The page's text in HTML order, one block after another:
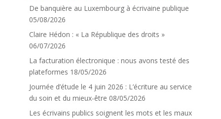
De banquière au Luxembourg à écrivaine publique
05/08/2026
Claire Hédon : « La République des droits »
06/07/2026
La facturation électronique : nous avons testé des
plateformes 18/05/2026
Journée d’étude le 4 juin 2026 : L’écriture au service
du soin et du mieux-être 08/05/2026
Les écrivains publics soignent les mots et les maux